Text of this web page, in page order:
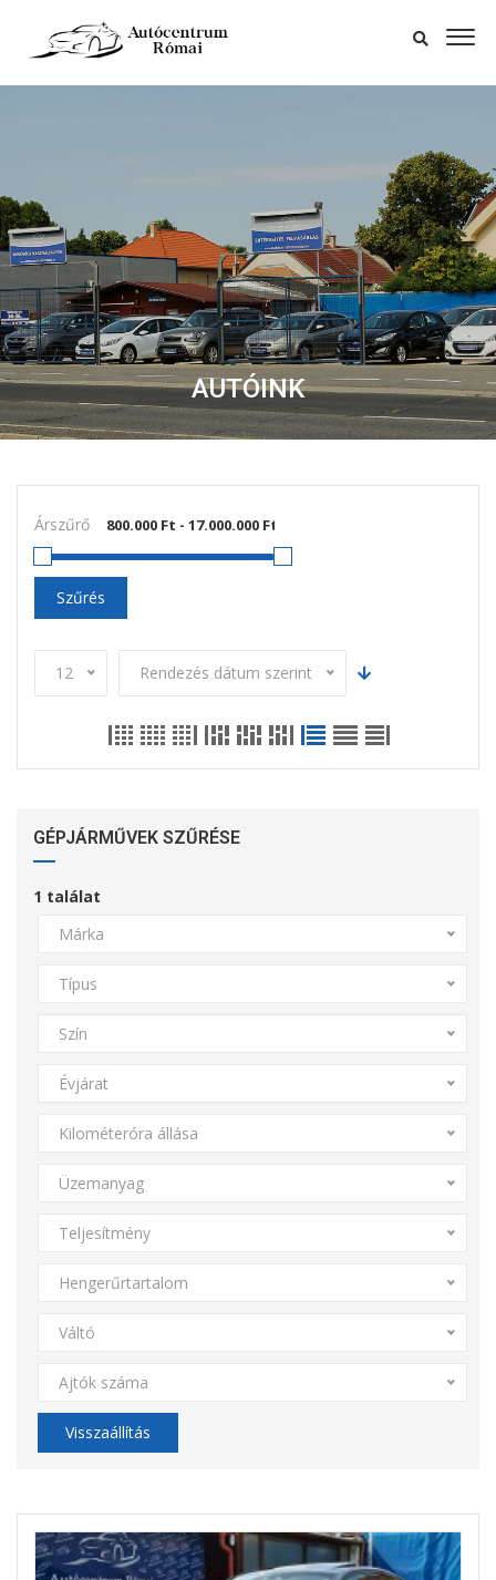
AUTÓINK
Árszűrő
Szűrés
12 Rendezés dátum szerint
GÉPJÁRMŰVEK SZŰRÉSE
1 találat
Márka
Típus
Szín
Évjárat
Kilométeróra állása
Üzemanyag
Teljesítmény
Hengerűrtartalom
Váltó
Ajtók száma
Visszaállítás